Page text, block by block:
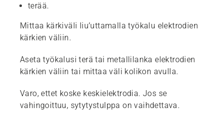
terää.
Mittaa kärkiväli liu’uttamalla työkalu elektrodien
kärkien väliin.
Aseta työkalusi terä tai metallilanka elektrodien
kärkien väliin tai mittaa väli kolikon avulla.
Varo, ettet koske keskielektrodia. Jos se
vahingoittuu, sytytystulppa on vaihdettava.